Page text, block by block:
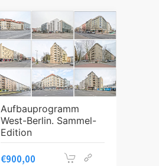
Aufbauprogramm
West-Berlin. Sammel-
Edition
€900,00